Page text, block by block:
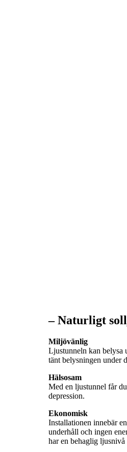
– Naturligt
Miljövänlig
Ljustunneln kan belysa
tänt belysningen under
Hälsosam
Med en ljustunnel får
depression.
Ekonomisk
Installationen innebär
underhåll och ingen
har en behaglig